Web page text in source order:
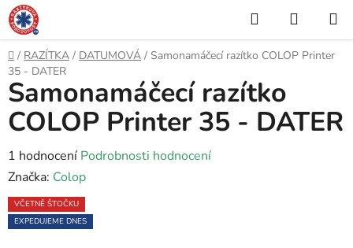
Přejít
na
obsah
Hledat
KOŠÍK
Domů
/ RAZÍTKA / DATUMOVÁ / Samonamáčecí razítko COLOP Printer
35 - DATER
Samonamáčecí razítko
COLOP Printer 35 - DATER
Průměrné
hodnocení
produktu
je
1 hodnocení Podrobnosti hodnocení
Značka: Colop
VČETNĚ ŠTOČKU
EXPEDUJEME DNES